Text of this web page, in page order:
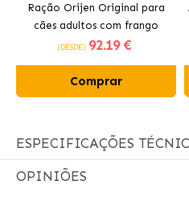
Ração Orijen Original para
cães adultos com frango
(DESDE) 92.19 €
Comprar
ESPECIFICAÇÕES
OPINIÕES